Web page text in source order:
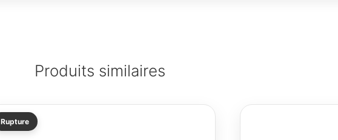
Produits similaires
Rupture